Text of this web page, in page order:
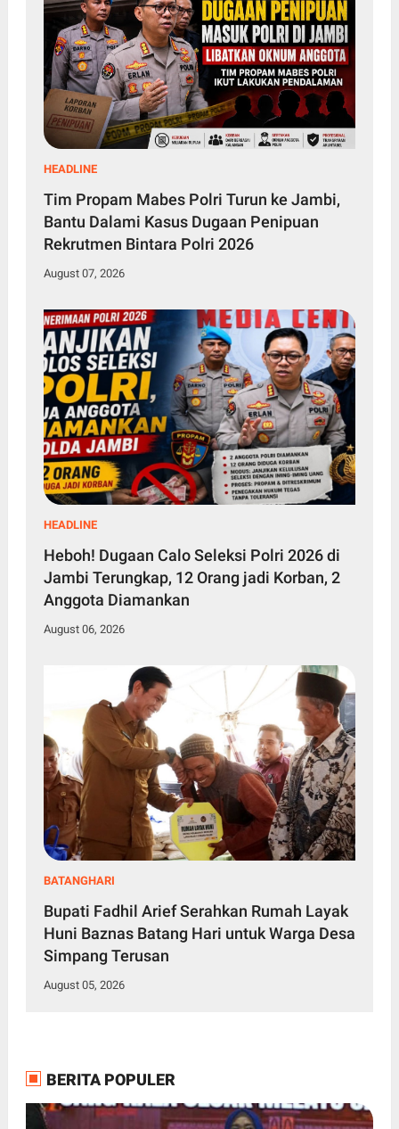
HEADLINE
Tim Propam Mabes Polri Turun ke Jambi,
Bantu Dalami Kasus Dugaan Penipuan
Rekrutmen Bintara Polri 2026
August 07, 2026
HEADLINE
Heboh! Dugaan Calo Seleksi Polri 2026 di
Jambi Terungkap, 12 Orang jadi Korban, 2
Anggota Diamankan
August 06, 2026
BATANGHARI
Bupati Fadhil Arief Serahkan Rumah Layak
Huni Baznas Batang Hari untuk Warga Desa
Simpang Terusan
August 05, 2026
BERITA POPULER